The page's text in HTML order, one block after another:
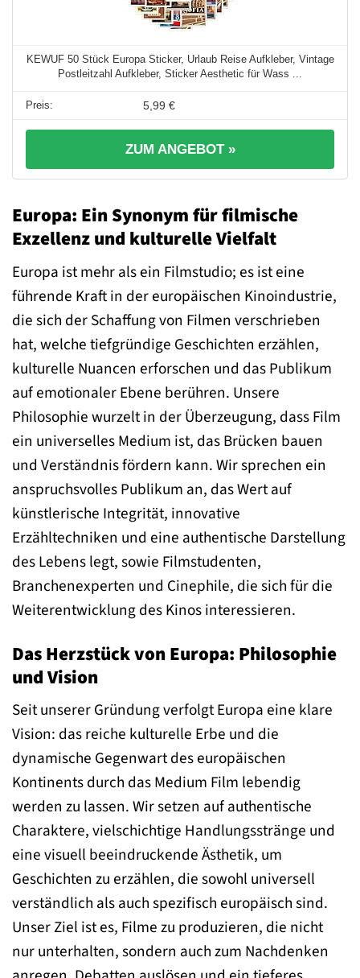
KEWUF 50 Stück Europa Sticker, Urlaub Reise Aufkleber, Vintage
Postleitzahl Aufkleber, Sticker Aesthetic für Wass ...
5,99 €
ZUM ANGEBOT »
Europa: Ein Synonym für filmische
Exzellenz und kulturelle Vielfalt
Europa ist mehr als ein Filmstudio; es ist eine
führende Kraft in der europäischen Kinoindustrie,
die sich der Schaffung von Filmen verschrieben
hat, welche tiefgründige Geschichten erzählen,
kulturelle Nuancen erforschen und das Publikum
auf emotionaler Ebene berühren. Unsere
Philosophie wurzelt in der Überzeugung, dass Film
ein universelles Medium ist, das Brücken bauen
und Verständnis fördern kann. Wir sprechen ein
anspruchsvolles Publikum an, das Wert auf
künstlerische Integrität, innovative
Erzähltechniken und eine authentische Darstellung
des Lebens legt, sowie Filmstudenten,
Branchenexperten und Cinephile, die sich für die
Weiterentwicklung des Kinos interessieren.
Das Herzstück von Europa: Philosophie
und Vision
Seit unserer Gründung verfolgt Europa eine klare
Vision: das reiche kulturelle Erbe und die
dynamische Gegenwart des europäischen
Kontinents durch das Medium Film lebendig
werden zu lassen. Wir setzen auf authentische
Charaktere, vielschichtige Handlungsstränge und
eine visuell beeindruckende Ästhetik, um
Geschichten zu erzählen, die sowohl universell
verständlich als auch spezifisch europäisch sind.
Unser Ziel ist es, Filme zu produzieren, die nicht
nur unterhalten, sondern auch zum Nachdenken